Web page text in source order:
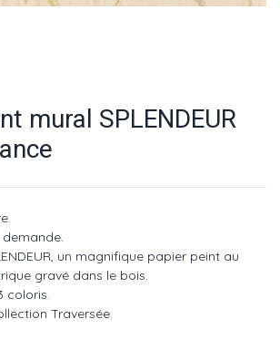
mural SPLENDEUR
un magnifique papier peint au
gravé dans le bois.
coloris.
Traversée.